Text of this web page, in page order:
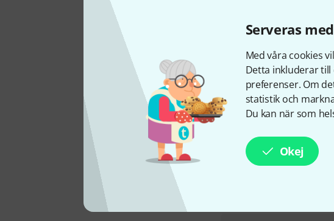
Serveras
Med våra cookies
Detta inkluderar
preferenser. Om
statistik och
Du kan när som
Okej